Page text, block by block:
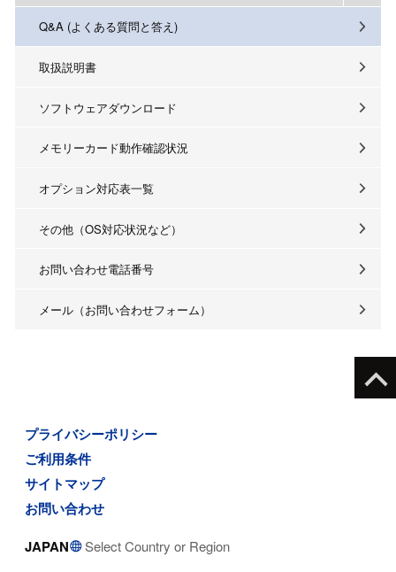
Q&A (よくある質問と答え)
取扱説明書
ソフトウェアダウンロード
メモリーカード動作確認状況
オプション対応表一覧
その他（OS対応状況など）
お問い合わせ電話番号
メール（お問い合わせフォーム）
プライバシーポリシー
ご利用条件
サイトマップ
お問い合わせ
JAPAN
Select Country or Region